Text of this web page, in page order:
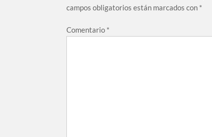
campos obligatorios están marcados con *
Comentario *